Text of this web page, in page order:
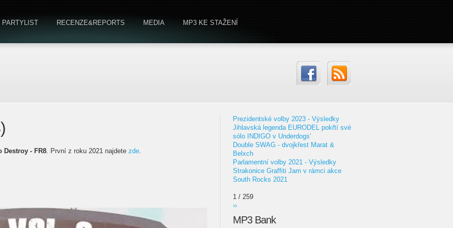
PARTYLIST RECENZE&REPORTS MEDIA MP3 KE STAŽENÍ
Destroy - FR8. První z roku 2021 najdete zde.
Prezidentské volby 2023 - Výsledky
Jihlavská legenda EURODEL pokřtí své
sólo INDIGO v Underdogs'
Double SWAG - dvojkřest Marat &
Belxch
Parlamentní volby 2021 - Výsledky
Strakonice Graffiti Jam v rámci akce
South Rocks 2021
1 / 259
››
MP3 Bank